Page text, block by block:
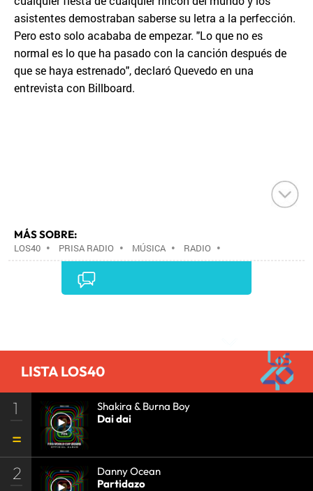
asistentes demostraban saberse su letra a la perfección.
Pero esto solo acababa de empezar. "Lo que no es
normal es lo que ha pasado con la canción después de
que se haya estrenado", declaró Quevedo en una
entrevista con Billboard.
MÁS SOBRE:
LOS40 • PRISA RADIO • MÚSICA • RADIO •
GRUPO PRISA•GRUPO COMUNICACIÓN•MEDIOS
COMUNICACIÓN•
LISTA LOS40
1
Shakira & Burna Boy
Dai dai
2
Danny Ocean
Partidazo